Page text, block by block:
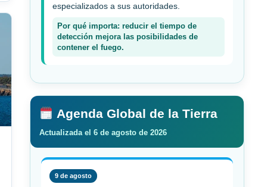
especializados a sus autoridades.
Por qué importa: reducir el tiempo de
detección mejora las posibilidades de
contener el fuego.
Agenda Global de la Tierra
Actualizada el 6 de agosto de 2026
9 de agosto